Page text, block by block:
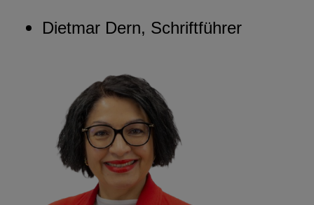
Dietmar Dern, Schriftführer